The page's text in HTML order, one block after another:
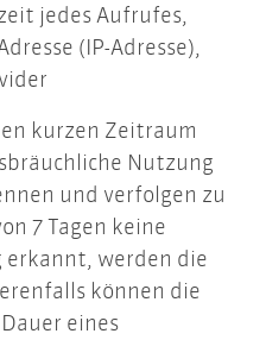
jedes Aufrufes,
(IP-Adresse),
kurzen Zeitraum
Nutzung
und verfolgen zu
7 Tagen keine
erkannt, werden die
können die
eines